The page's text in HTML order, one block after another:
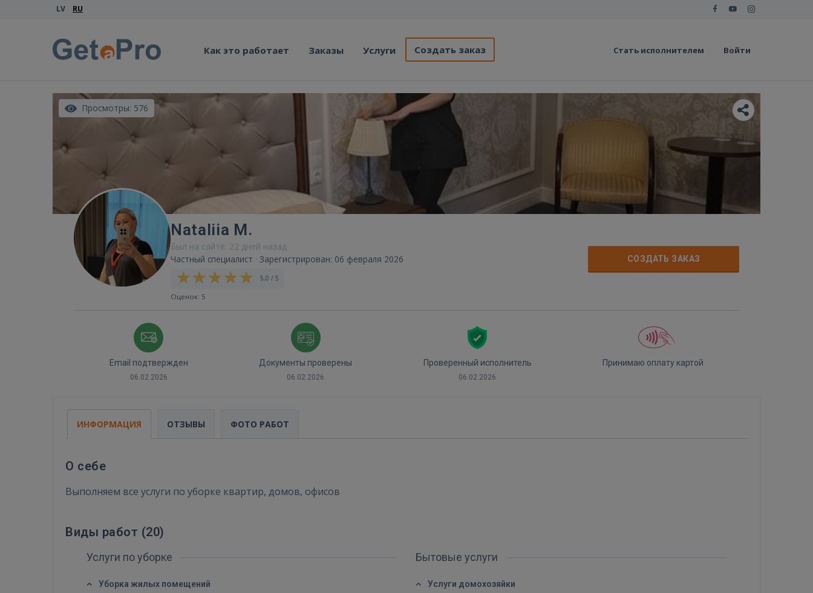
LV RU
Как это работает Заказы Услуги Создать заказ Стать исполнителем Войти
FACEBOOK
Просмотры: 576
Nataliia M.
Был на сайте: 22 дней назад
Частный специалист · Зарегистрирован: 06 февраля 2026
5,0 / 5
Оценок: 5
СОЗДАТЬ ЗАКАЗ
Email подтвержден
06.02.2026
Документы проверены
06.02.2026
Проверенный исполнитель
06.02.2026
Принимаю оплату картой
ИНФОРМАЦИЯ ОТЗЫВЫ ФОТО РАБОТ
О себе
Выполняем все услуги по уборке квартир, домов, офисов
Виды работ (20)
Услуги по уборке
Уборка жилых помещений
Бытовые услуги
Услуги домохозяйки